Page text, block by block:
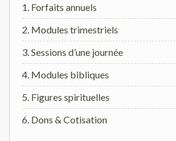
1. Forfaits annuels
2. Modules trimestriels
3. Sessions d’une journée
4. Modules bibliques
5. Figures spirituelles
6. Dons & Cotisation